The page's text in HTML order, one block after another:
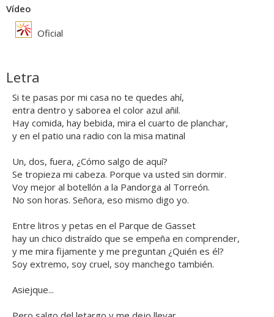
Vídeo
Oficial
Letra
Si te pasas por mi casa no te quedes ahí,
entra dentro y saborea el color azul añil.
Hay comida, hay bebida, mira el cuarto de planchar,
y en el patio una radio con la misa matinal
Un, dos, fuera, ¿Cómo salgo de aquí?
Se tropieza mi cabeza. Porque va usted sin dormir.
Voy mejor al botellón a la Pandorga al Torreón.
No son horas. Señora, eso mismo digo yo.
Entre litros y petas en el Parque de Gasset
hay un chico distraído que se empeña en comprender,
y me mira fijamente y me preguntan ¿Quién es él?
Soy extremo, soy cruel, soy manchego también.
Asiejque...